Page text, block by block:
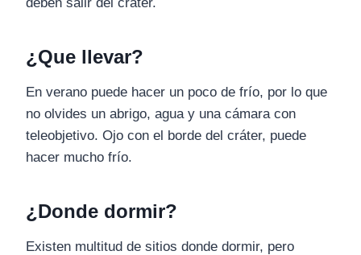
¿Que llevar?
En verano puede hacer un poco de frío, por lo que
no olvides un abrigo, agua y una cámara con
teleobjetivo. Ojo con el borde del cráter, puede
hacer mucho frío.
¿Donde dormir?
Existen multitud de sitios donde dormir, pero